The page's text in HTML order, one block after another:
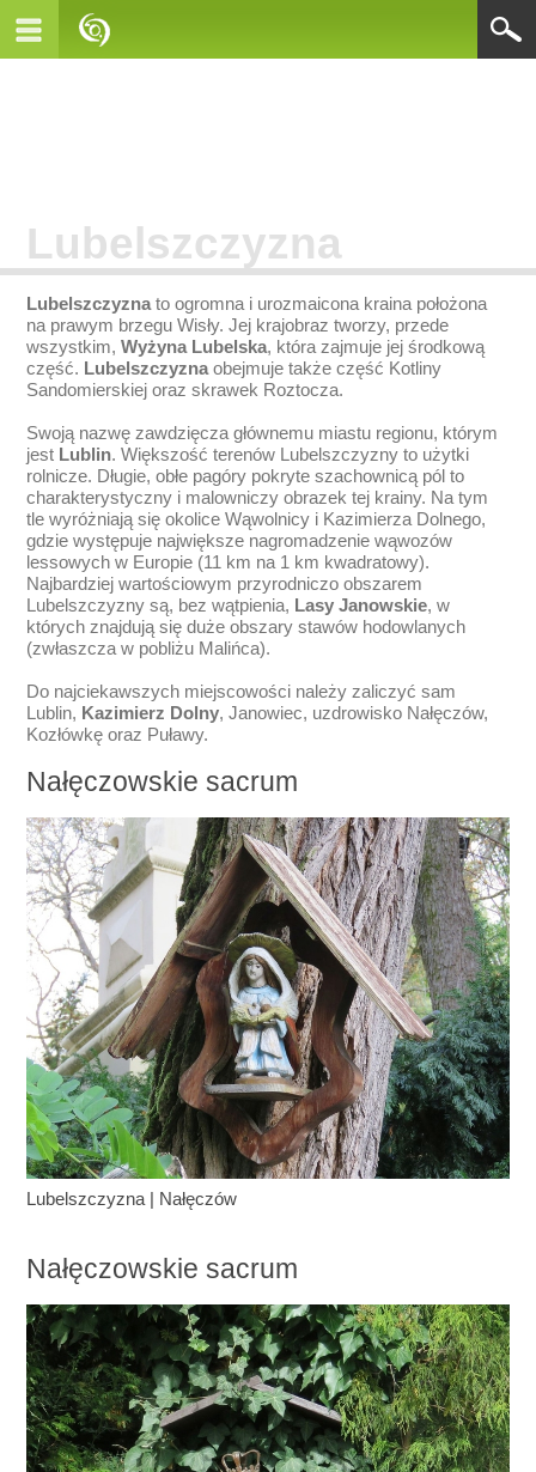
Lubelszczyzna
Lubelszczyzna to ogromna i urozmaicona kraina położona
na prawym brzegu Wisły. Jej krajobraz tworzy, przede
wszystkim,Wyżyna Lubelska, która zajmuje jej środkową
część. Lubelszczyzna obejmuje także część Kotliny
Sandomierskiej oraz skrawek Roztocza.
Swoją nazwę zawdzięcza głównemu miastu regionu, którym
jest Lublin. Większość terenów Lubelszczyzny to użytki
rolnicze. Długie, obłe pagóry pokryte szachownicą pól to
charakterystyczny i malowniczy obrazek tej krainy. Na tym
tle wyróżniają się okolice Wąwolnicy i Kazimierza Dolnego,
gdzie występuje największe nagromadzenie wąwozów
lessowych w Europie (11 km na 1 km kwadratowy).
Najbardziej wartościowym przyrodniczo obszarem
Lubelszczyzny są, bez wątpienia, Lasy Janowskie, w
których znajdują się duże obszary stawów hodowlanych
(zwłaszcza w pobliżu Malińca).
Do najciekawszych miejscowości należy zaliczyć sam
Lublin, Kazimierz Dolny, Janowiec, uzdrowisko Nałęczów,
Kozłówkę oraz Puławy.
Nałęczowskie sacrum
Lubelszczyzna | Nałęczów
Nałęczowskie sacrum